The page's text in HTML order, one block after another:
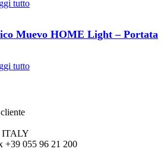
tutto
Muevo HOME Light – Portata
tutto
ITALY
+39 055 96 21 200